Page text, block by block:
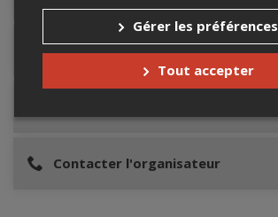
Accès au site de l'événement
Contacter l'organisateur
Gérer les préférences
Tout accepter